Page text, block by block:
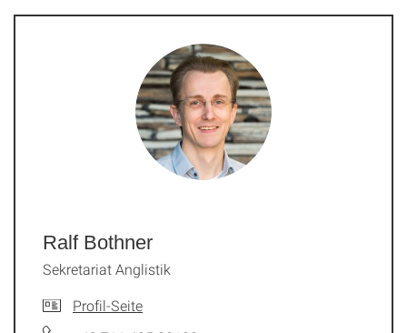
Ralf Bothner
Sekretariat Anglistik
Profil-Seite